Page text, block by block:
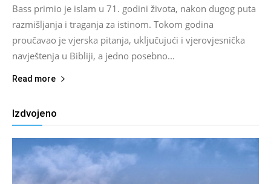
Bass primio je islam u 71. godini života, nakon dugog puta
razmišljanja i traganja za istinom. Tokom godina
proučavao je vjerska pitanja, uključujući i vjerovjesnička
navještenja u Bibliji, a jedno posebno...
Read more
Izdvojeno